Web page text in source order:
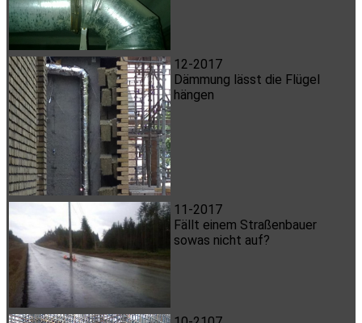
12-2017
Dämmung lässt die Flügel
hängen
11-2017
Fällt einem Straßenbauer
sowas nicht auf?